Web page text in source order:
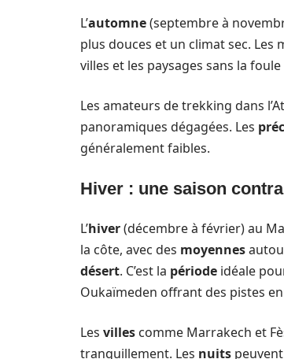
L’automne(septembre à
plus douces et un climat sec. Les
villes et les paysages sans la
Les amateurs de trekking dans
panoramiques dégagées. Les
généralement faibles.
Hiver : une saison
L’hiver(décembre à février) au
la côte, avec des moyennes
désert. C’est la période idéale
Oukaïmeden offrant des pistes
Les villes comme Marrakech et
tranquillement. Les nuits